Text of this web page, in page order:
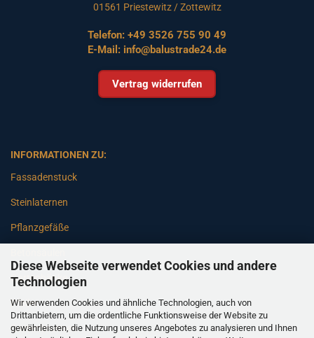
Diese Webseite verwendet Cookies und andere
Technologien
Wir verwenden Cookies und ähnliche Technologien, auch von
Drittanbietern, um die ordentliche Funktionsweise der Website zu
gewährleisten, die Nutzung unseres Angebotes zu analysieren und Ihnen
01561 Priestewitz / Zottewitz
Telefon: +49 3526 755 90 49
E-Mail: info@balustrade24.de
Vertrag widerrufen
INFORMATIONEN ZU:
Fassadenstuck
Steinlaternen
Pflanzgefäße
Gartenbänke
Pfeiler
Gartenbrunnen